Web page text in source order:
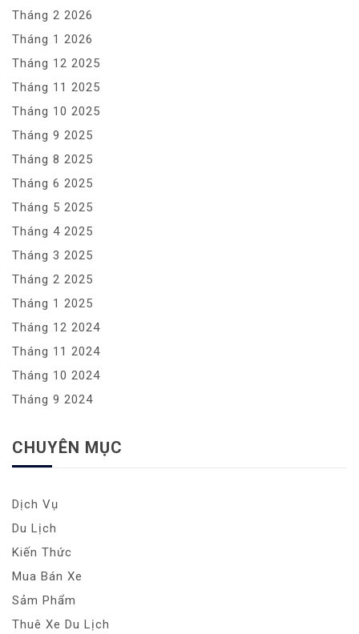
Tháng 2 2026
Tháng 1 2026
Tháng 12 2025
Tháng 11 2025
Tháng 10 2025
Tháng 9 2025
Tháng 8 2025
Tháng 6 2025
Tháng 5 2025
Tháng 4 2025
Tháng 3 2025
Tháng 2 2025
Tháng 1 2025
Tháng 12 2024
Tháng 11 2024
Tháng 10 2024
Tháng 9 2024
CHUYÊN MỤC
Dịch Vụ
Du Lịch
Kiến Thức
Mua Bán Xe
Sảm Phẩm
Thuê Xe Du Lịch